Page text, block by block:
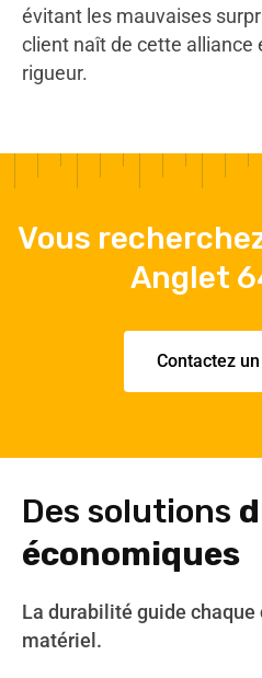
évitant les mauvaises
client naît de cette alliance
rigueur.
Vous
Anglet
Contactez
Des solutions
économiques
La durabilité guide
matériel.